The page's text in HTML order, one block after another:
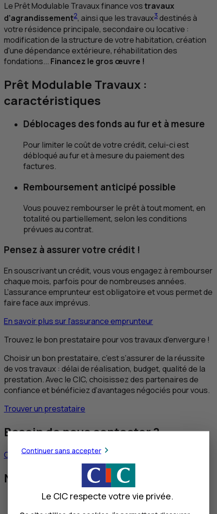
Le Prêt Modulable Travaux finance vostravaux
d’agrandissement2, ainsi que les travaux3 destinés à
votre résidence principale, secondaire ou locative :
modification de la structure de votre habitation, création
d'une dépendance extérieure, réhabilitation des
fondations... Financez le gros œuvre !
Prêt Modulable Travaux :
caractéristiques
Déblocages des fonds au fur et à mesure
Pour limiter le coût de votre crédit, celui-ci est
débloqué au fur et à mesure du paiement des
factures.
Remboursement anticipé possible
Vous pouvez rembourser le prêt à tout moment, en
totalité ou partiellement, selon les conditions
prévues au contrat.
Pensez à assurer votre crédit !
En souscrivant un crédit, vous vous engagez à rembourser
chaque mois, parfois pour de nombreuses années.
L’assurance emprunteur est obligatoire et vous permet de
faire face aux imprévus.
En savoir plus sur l'assurance emprunteur
Trouvez le bon prestataire pour vos travaux d'envergure !
Choisir un bon prestataire, c’est s’assurer de la réussite
de vos travaux : délai de réalisation, budget, qualité de la
prestation. Avec leCIC, choisissez des partenaires de
confiance et bénéficiez d’avantages négociés pour vous.
Trouver un prestataire
Besoin de nous contacter ?
Contacter un conseiller
Nos autres solutions
Continuer sans accepter
Le CIC respecte votre vie privée.